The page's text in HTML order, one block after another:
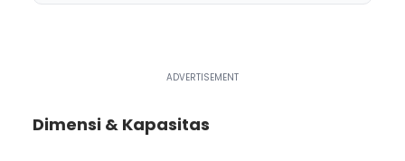
Dimensi & Kapasitas